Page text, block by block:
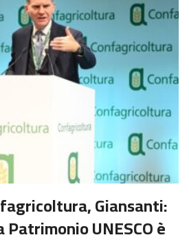
Giansanti:
UNESCO è